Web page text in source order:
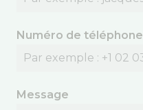
Numéro de téléphone
Message